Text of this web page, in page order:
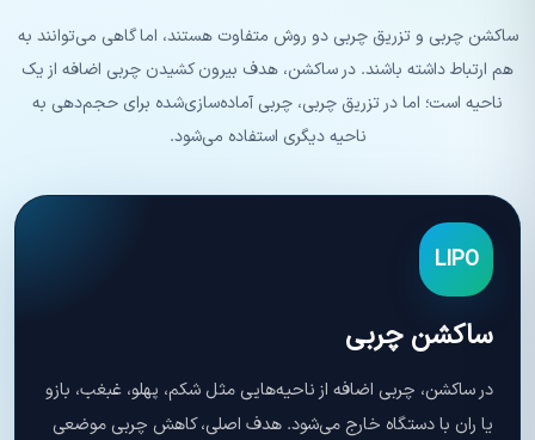
ساکشن چربی و تزریق چربی دو روش متفاوت هستند، اما گاهی می‌توانند به
هم ارتباط داشته باشند. در ساکشن، هدف بیرون کشیدن چربی اضافه از یک
ناحیه است؛ اما در تزریق چربی، چربی آماده‌سازی‌شده برای حجم‌دهی به
ناحیه دیگری استفاده می‌شود.
LIPO
ساکشن چربی
در ساکشن، چربی اضافه از ناحیه‌هایی مثل شکم، پهلو، غبغب، بازو
یا ران با دستگاه خارج می‌شود. هدف اصلی، کاهش چربی موضعی